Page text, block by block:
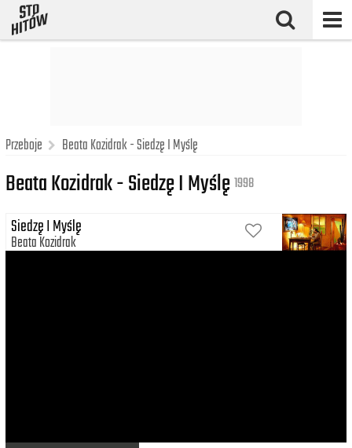
Przeboje Beata Kozidrak - Siedzę I Myślę
Beata Kozidrak - Siedzę I Myślę1998
Siedzę I Myślę
Beata Kozidrak